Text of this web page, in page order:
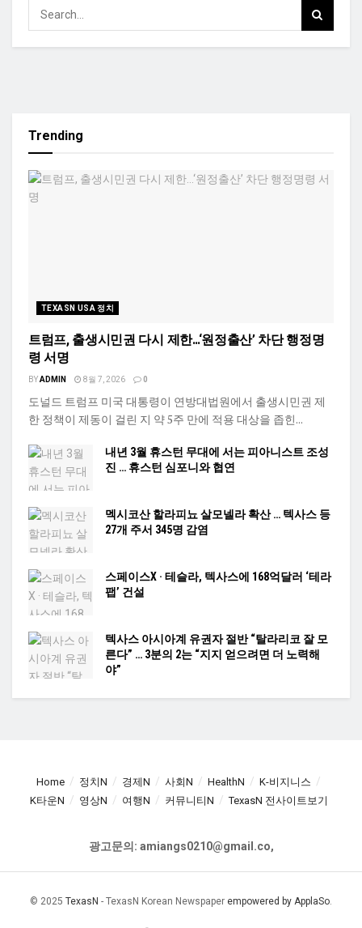
Trending
TEXASN USA 정치
트럼프, 출생시민권 다시 제한…‘원정출산’ 차단 행정명
령 서명
BYADMIN 8월 7, 2026 0
도널드 트럼프 미국 대통령이 연방대법원에서 출생시민권 제
한 정책이 제동이 걸린 지 약 5주 만에 적용 대상을 좁힌...
내년 3월 휴스턴 무대에 서는 피아니스트 조성
진 … 휴스턴 심포니와 협연
멕시코산 할라피뇨 살모넬라 확산 … 텍사스 등
27개 주서 345명 감염
스페이스X · 테슬라, 텍사스에 168억달러 ‘테라
팹’ 건설
텍사스 아시아계 유권자 절반 “탈라리코 잘 모
른다” … 3분의 2는 “지지 얻으려면 더 노력해
야”
Home 정치N 경제N 사회N HealthN
K-비지니스
K타운N
영상N 여행N 커뮤니티N TexasN 전사이트보기
광고문의: amiangs0210@gmail.co,
© 2025 TexasN - TexasN Korean Newspaper empowered by ApplaSo.